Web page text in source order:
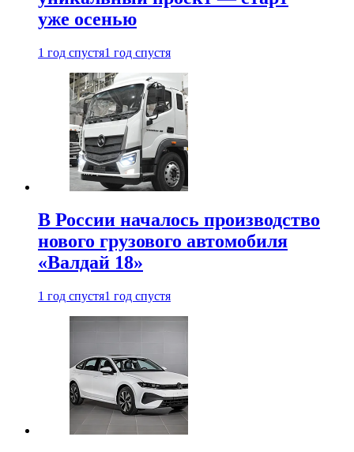
уже осенью
1 год спустя1 год спустя
В России началось производство
нового грузового автомобиля
«Валдай 18»
1 год спустя1 год спустя